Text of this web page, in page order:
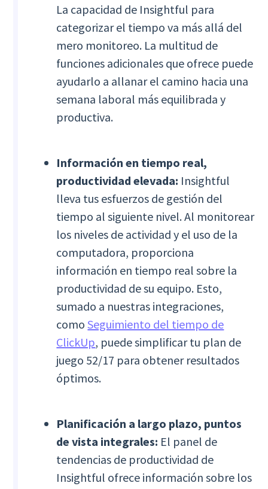
La capacidad de Insightful para
categorizar el tiempo va más allá del
mero monitoreo. La multitud de
funciones adicionales que ofrece puede
ayudarlo a allanar el camino hacia una
semana laboral más equilibrada y
productiva.
Información en tiempo real,
productividad elevada: Insightful
lleva tus esfuerzos de gestión del
tiempo al siguiente nivel. Al monitorear
los niveles de actividad y el uso de la
computadora, proporciona
información en tiempo real sobre la
productividad de su equipo. Esto,
sumado a nuestras integraciones,
comoSeguimiento del tiempo de
ClickUp, puede simplificar tu plan de
juego 52/17 para obtener resultados
óptimos.
Planificación a largo plazo, puntos
de vista integrales: El panel de
tendencias de productividad de
Insightful ofrece información sobre los